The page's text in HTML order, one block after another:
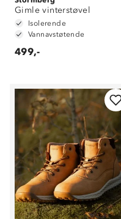
Gimle vinterstøvel
Isolerende
Vannavstøtende
499,-